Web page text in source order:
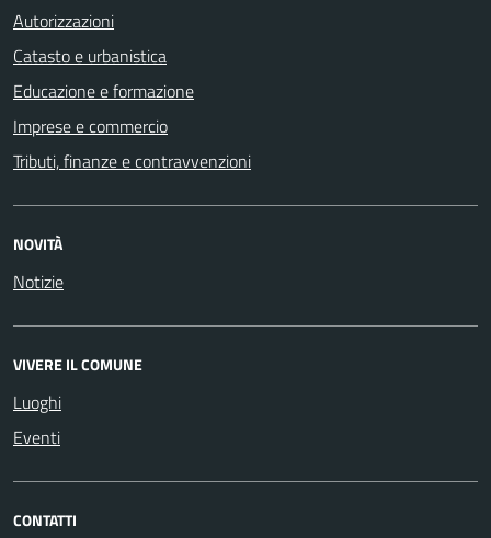
Autorizzazioni
Catasto e urbanistica
Educazione e formazione
Imprese e commercio
Tributi, finanze e contravvenzioni
NOVITÀ
Notizie
VIVERE IL COMUNE
Luoghi
Eventi
CONTATTI